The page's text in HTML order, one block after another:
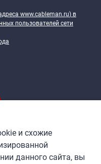
www.cableman.ru) в
пользователей сети
и схожие
данного сайта, вы